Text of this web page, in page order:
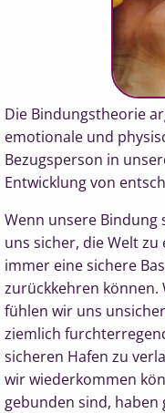
Die Bindungstheorie
emotionale und
Bezugsperson in
Entwicklung von
Wenn unsere
uns sicher, die Welt zu
immer eine sichere
zurückkehren können.
fühlen wir uns
ziemlich
sicheren Hafen zu
wir wiederkommen
gebunden sind,